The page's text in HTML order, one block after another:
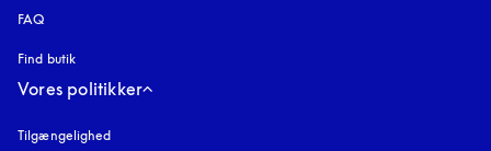
FAQ
Find butik
Vores politikker
Tilgængelighed